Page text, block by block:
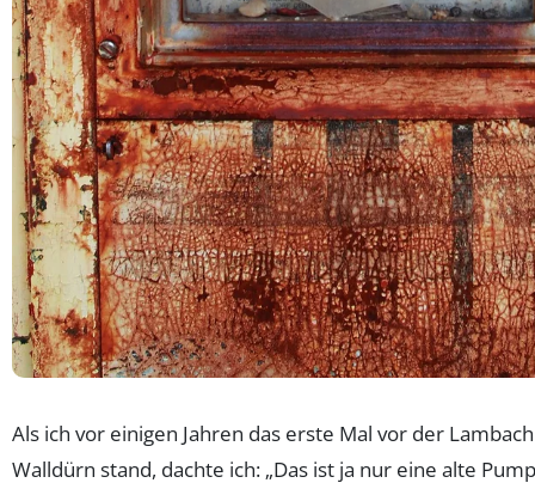
Als ich vor einigen Jahren das erste Mal vor der
Walldürn stand, dachte ich: „Das ist ja nur eine alte